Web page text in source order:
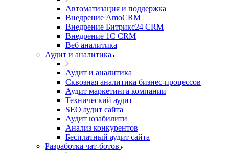
Автоматизация и поддержка
Внедрение AmoCRM
Внедрение Битрикс24 CRM
Внедрение 1C CRM
Веб аналитика
Аудит и аналитика
Аудит и аналитика
Сквозная аналитика бизнес-процессов
Аудит маркетинга компании
Технический аудит
SEO аудит сайта
Аудит юзабилити
Анализ конкурентов
Бесплатный аудит сайта
Разработка чат-ботов